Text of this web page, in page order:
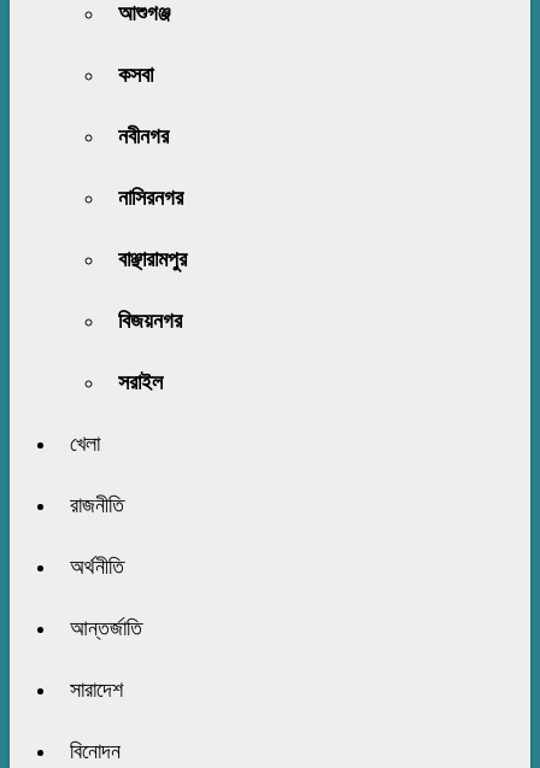
আশুগঞ্জ
কসবা
নবীনগর
নাসিরনগর
বাঞ্ছারামপুর
বিজয়নগর
সরাইল
খেলা
রাজনীতি
অর্থনীতি
আন্তর্জাতি
সারাদেশ
বিনোদন